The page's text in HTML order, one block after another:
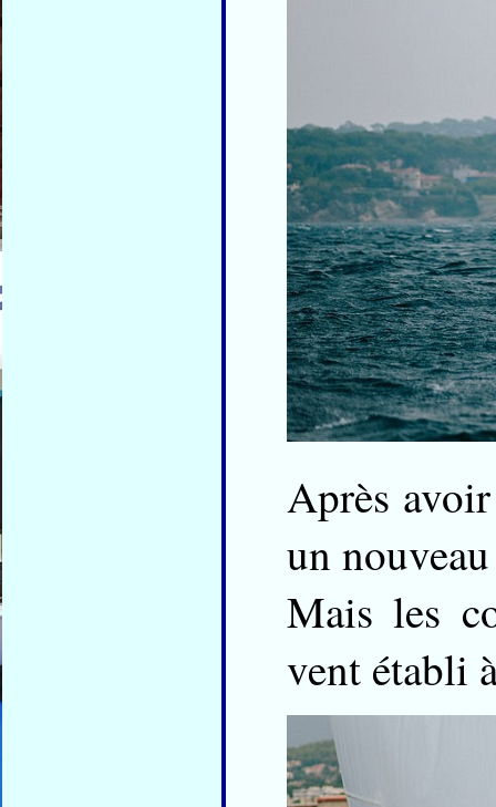
Après
un
Mais les
vent établi